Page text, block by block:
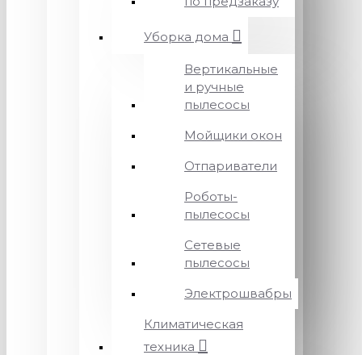
Уборка дома
Вертикальные
и ручные
пылесосы
Мойщики окон
Отпариватели
Роботы-
пылесосы
Сетевые
пылесосы
Электрошвабры
Климатическая
техника